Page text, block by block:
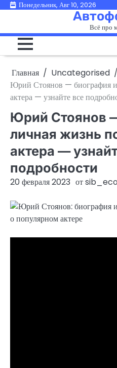
ПерейтиПонедельник, Авг 10, 2026
Всё про
Главная
Uncategorised
Юрий Стоянов — биография
актера — узнайте все
Юрий Стоянов
личная жизнь
актера —
подробности
20 февраля 2023 от